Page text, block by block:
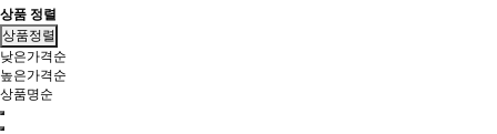
상품 정렬
상품정렬
낮은가격순
높은가격순
상품명순